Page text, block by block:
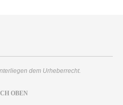
dem Urheberrecht.
OBEN